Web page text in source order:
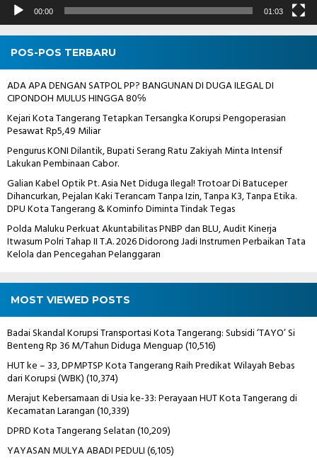
00:00 01:03
POS-POS TERBARU
ADA APA DENGAN SATPOL PP? BANGUNAN DI DUGA ILEGAL DI
CIPONDOH MULUS HINGGA 80℅
Kejari Kota Tangerang Tetapkan Tersangka Korupsi Pengoperasian
Pesawat Rp5,49 Miliar
Pengurus KONI Dilantik, Bupati Serang Ratu Zakiyah Minta Intensif
Lakukan Pembinaan Cabor.
Galian Kabel Optik Pt. Asia Net Diduga Ilegal! Trotoar Di Batuceper
Dihancurkan, Pejalan Kaki Terancam Tanpa Izin, Tanpa K3, Tanpa Etika.
DPU Kota Tangerang & Kominfo Diminta Tindak Tegas
Polda Maluku Perkuat Akuntabilitas PNBP dan BLU, Audit Kinerja
Itwasum Polri Tahap II T.A. 2026 Didorong Jadi Instrumen Perbaikan Tata
Kelola dan Pencegahan Pelanggaran
MOST VIEWED POSTS
Badai Skandal Korupsi Transportasi Kota Tangerang: Subsidi ‘TAYO’ Si
Benteng Rp 36 M/Tahun Diduga Menguap(10,516)
HUT ke – 33, DPMPTSP Kota Tangerang Raih Predikat Wilayah Bebas
dari Korupsi (WBK)(10,374)
Merajut Kebersamaan di Usia ke-33: Perayaan HUT Kota Tangerang di
Kecamatan Larangan(10,339)
DPRD Kota Tangerang Selatan(10,209)
YAYASAN MULYA ABADI PEDULI(6,105)